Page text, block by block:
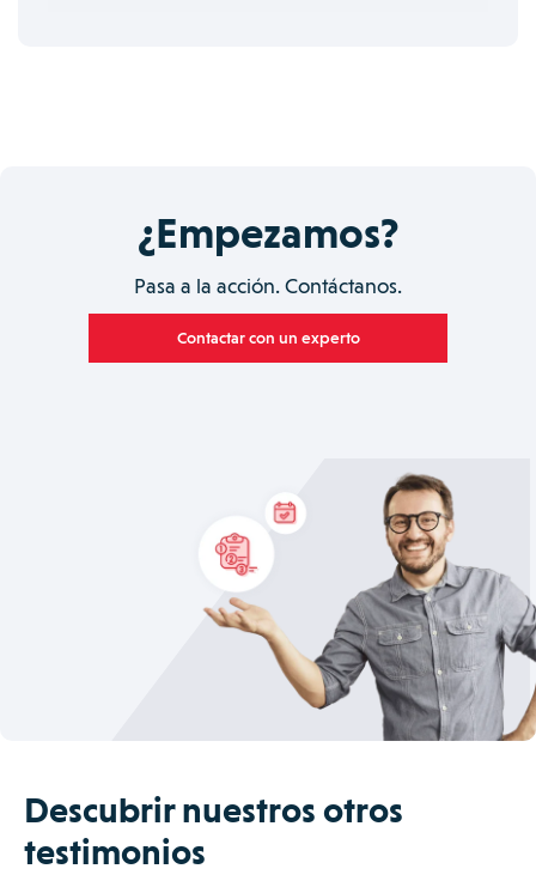
¿Empezamos?
Pasa a la acción. Contáctanos.
Contactar con un experto
Descubrir nuestros otros
testimonios